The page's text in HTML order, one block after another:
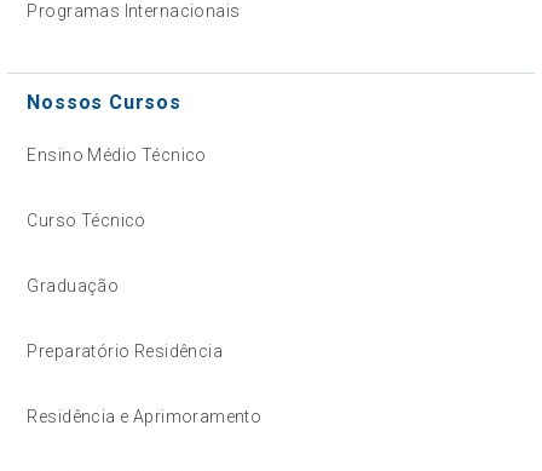
Programas Internacionais
Nossos Cursos
Ensino Médio Técnico
Curso Técnico
Graduação
Preparatório Residência
Residência e Aprimoramento